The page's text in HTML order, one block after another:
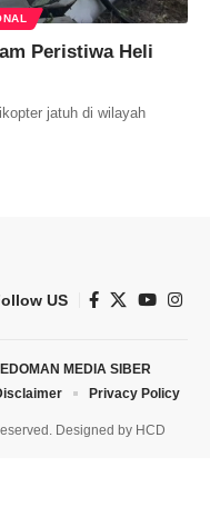
Peristiwa Heli
jatuh di wilayah
US
Designed by HCD
MEDIA SIBER
Privacy Policy